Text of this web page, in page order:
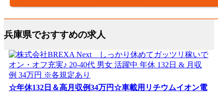
兵庫県でおすすめの求人
☆年休132日＆高月収例34万円☆車載用リチウムイオン電